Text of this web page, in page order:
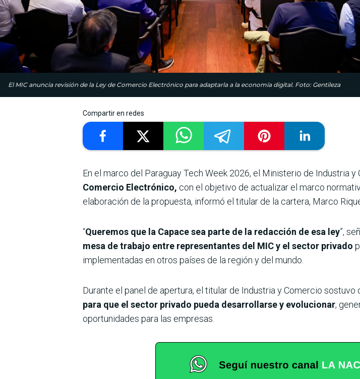
El MIC anuncia revisión de la Ley de Comercio Electrónico para adaptarla a la economía digital. Foto: Gentileza
Compartir en redes
En el marco del Paraguay Tech Week 2026, el Ministerio de Industria y
Comercio Electrónico, con el objetivo de actualizar el marco
elaboración de la propuesta, informó el titular de la cartera, Marco
“Queremos que la Capace sea parte de la redacción de esa ley”,
mesa de trabajo entre representantes del MIC y el sector privado
implementadas en otros países de la región y del mundo.
Durante el panel de apertura, el titular de Industria y Comercio
para que el sector privado pueda desarrollarse y evolucionar,
oportunidades para las empresas.